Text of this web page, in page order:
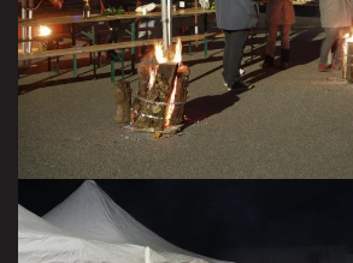
VISITER LA GALERIE